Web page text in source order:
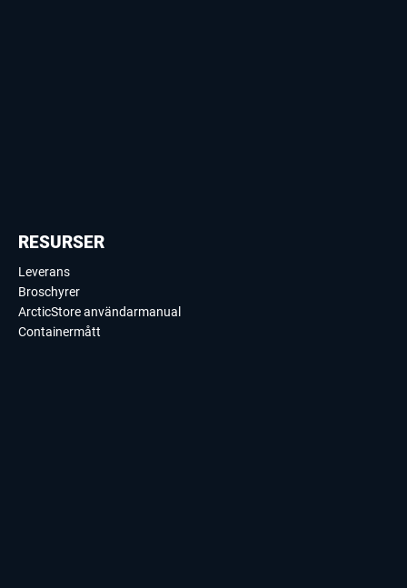
RESURSER
Leverans
Broschyrer
ArcticStore användarmanual
Containermått